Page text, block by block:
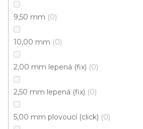
9,50 mm 0
10,00 mm 0
2,00 mm lepená (fix) 0
2,50 mm lepená (fix) 0
5,00 mm plovoucí (click) 0
Vinylová podlaha MODULEO
Oak 22240
579 Kč
Měrná
149,19 Kč / 1 m2
Fix Standard D (lepená)